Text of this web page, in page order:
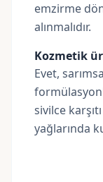
emzirme
alınmalıdır.
Kozmetik
Evet,
sivilce
yağlarında